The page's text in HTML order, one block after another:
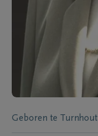
Geboren te Turnhout